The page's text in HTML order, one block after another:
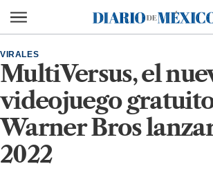
Diario de México
MultiVersus, el
videojuego
Warner Bros
2022
VIRALES